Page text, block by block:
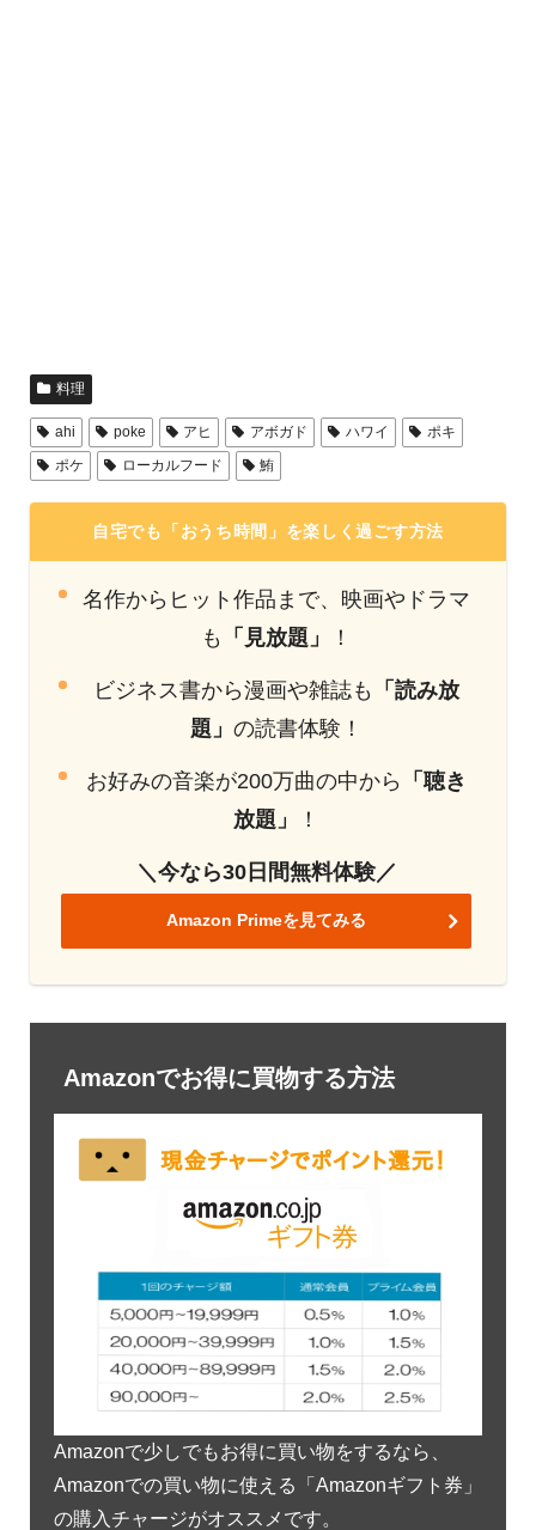
料理
ahi poke アヒ アボガド ハワイ
ポキ
ポケ
ローカルフード 鮪
自宅でも「おうち時間」を楽しく過ごす方法
名作からヒット作品まで、映画やドラマ
も
「見放題」 ！
ビジネス書から漫画や雑誌も
「読み放
題」の読書体験！
お好みの音楽が200万曲の中から
「聴き
放題」
！
＼今なら30日間無料体験／
Amazon Primeを見てみる
Amazonでお得に買物する方法
Amazonで少しでもお得に買い物をするなら、
Amazonでの買い物に使える「Amazonギフト券」
の購入チャージがオススメです。